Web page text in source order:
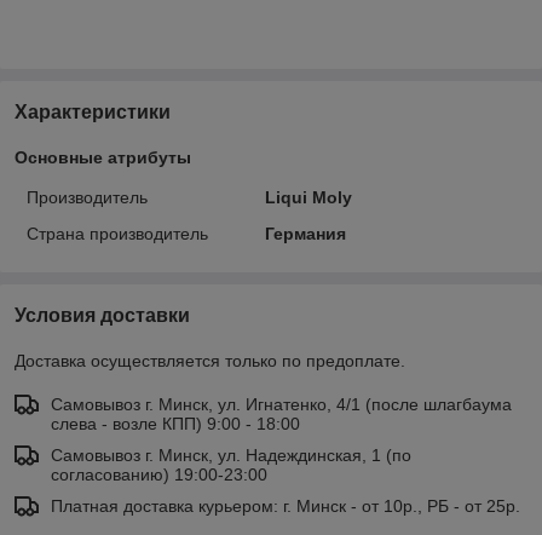
Характеристики
Основные атрибуты
Производитель
Liqui Moly
Страна производитель
Германия
Условия доставки
Доставка осуществляется только по предоплате.
Самовывоз г. Минск, ул. Игнатенко, 4/1 (после шлагбаума
слева - возле КПП) 9:00 - 18:00
Самовывоз г. Минск, ул. Надеждинская, 1 (по
согласованию) 19:00-23:00
Платная доставка курьером: г. Минск - от 10р., РБ - от 25р.